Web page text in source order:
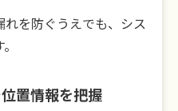
を防ぐうえでも、シス
置情報を把握